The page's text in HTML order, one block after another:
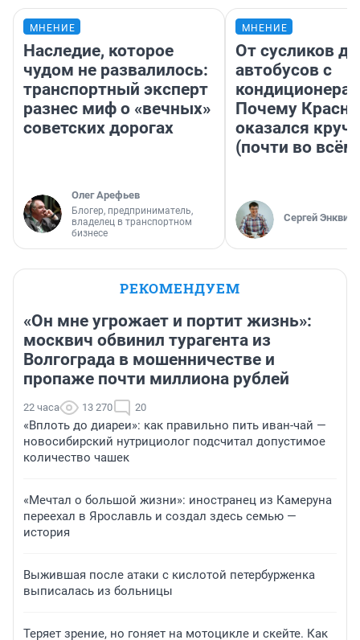
МНЕНИЕ
Наследие, которое
чудом не развалилось:
транспортный эксперт
разнес миф о «вечных»
советских дорогах
Олег Арефьев
Блогер, предприниматель,
владелец в транспортном
бизнесе
МНЕНИЕ
От сусликов до
автобусов с
Почему
оказался
(почти во
Сергей Энквист
РЕКОМЕНДУЕМ
«Он мне угрожает и портит жизнь»:
москвич обвинил турагента из
Волгограда в мошенничестве и
пропаже почти миллиона рублей
22 часа 13 270 20
«Вплоть до диареи»: как правильно пить иван-чай —
новосибирский нутрициолог подсчитал допустимое
количество чашек
«Мечтал о большой жизни»: иностранец из Камеруна
переехал в Ярославль и создал здесь семью —
история
Выжившая после атаки с кислотой петербурженка
выписалась из больницы
Теряет зрение, но гоняет на мотоцикле и скейте. Как